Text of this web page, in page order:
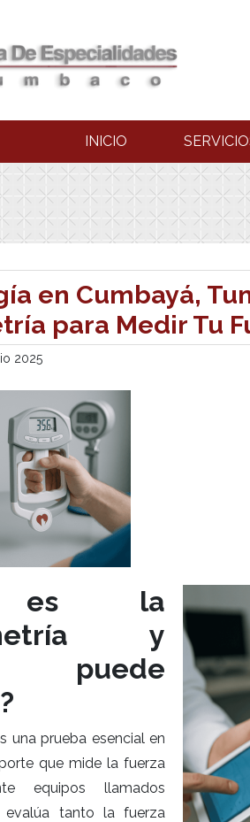
INICIO
en Cumbayá,
para Medir Tu
2025
es la
y
puede
una prueba esencial en
que mide la fuerza
equipos llamados
evalúa tanto la fuerza